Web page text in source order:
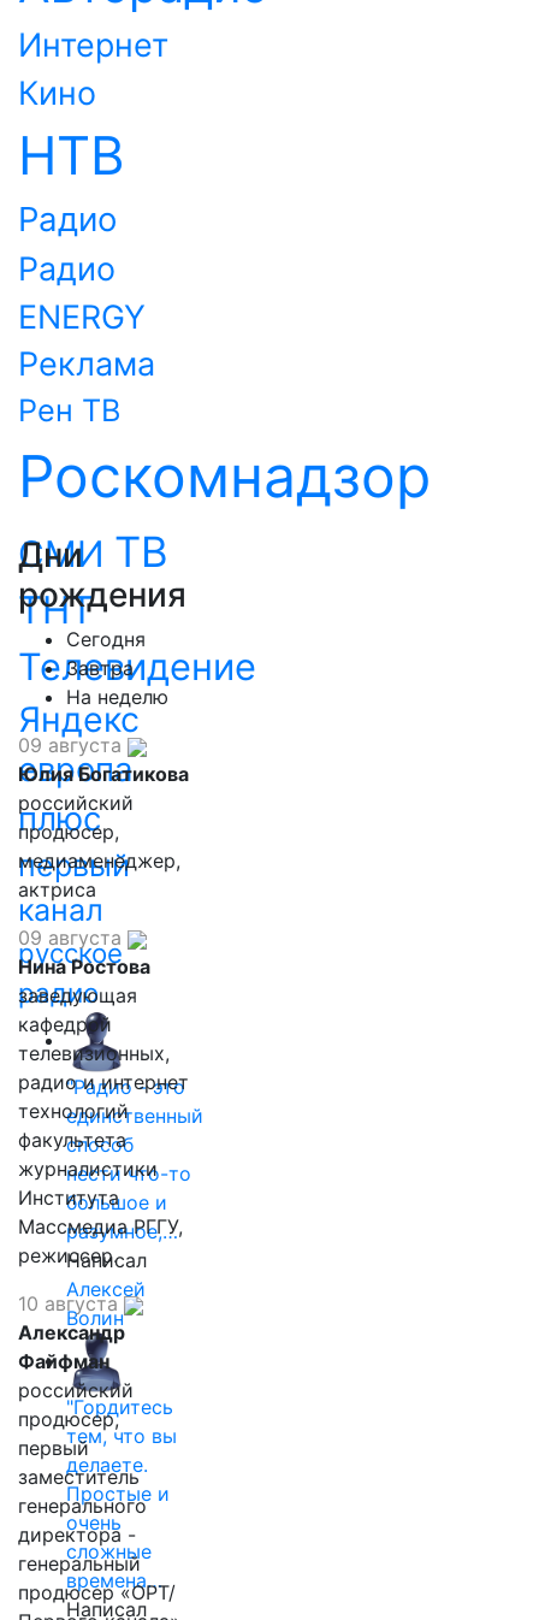
Интернет
Кино
НТВ
Радио
Радио
ENERGY
Реклама
Рен ТВ
Роскомнадзор
СМИ ТВ
ТНТ
Телевидение
Яндекс
европа
плюс
первый
канал
русское
радио
"Радио - это
единственный
способ
нести что-то
большое и
разумное,…
Написал
Алексей
Волин
"Гордитесь
тем, что вы
делаете.
Простые и
очень
сложные
времена…
Написал
Дни
рождения
Сегодня
Завтра
На неделю
09 августа
Юлия Богатикова
российский
продюсер,
медиаменеджер,
актриса
09 августа
Нина Ростова
заведующая
кафедрой
телевизионных,
радио и интернет
технологий
факультета
журналистики
Института
Массмедиа РГГУ,
режиссер.
10 августа
Александр
Файфман
российский
продюсер,
первый
заместитель
генерального
директора -
генеральный
продюсер «ОРТ/